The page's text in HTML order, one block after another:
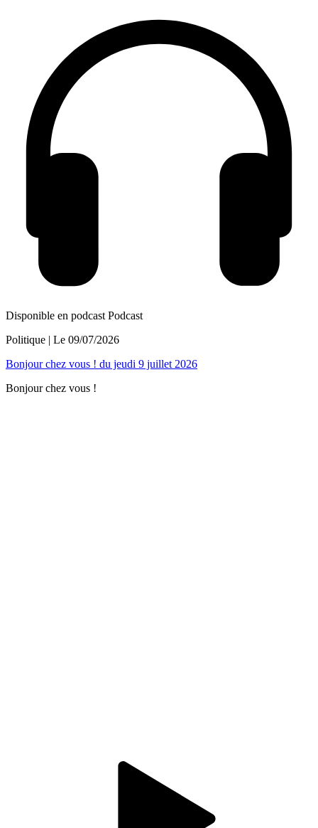
Disponible en podcast Podcast
Politique | Le 09/07/2026
Bonjour chez vous ! du jeudi 9 juillet 2026
Bonjour chez vous !